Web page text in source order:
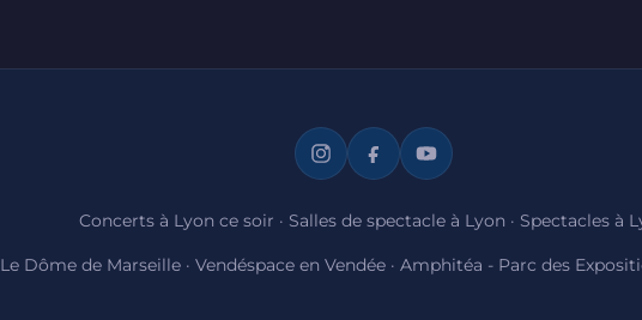
Concerts à Lyon ce soir · Salles de spectacle à Lyon · Spectacles à
Le Dôme de Marseille · Vendéspace en Vendée · Amphitéa - Parc des